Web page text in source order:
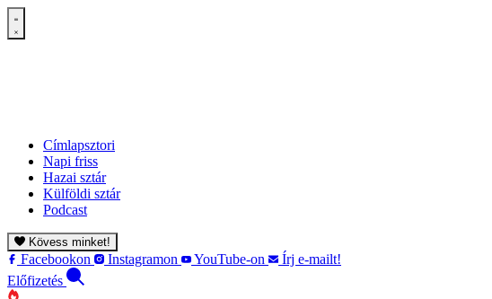
Címlapsztori
Napi friss
Hazai sztár
Külföldi sztár
Podcast
Kövess minket!
Facebookon Instagramon YouTube-on
Írj e-mailt!
Előfizetés